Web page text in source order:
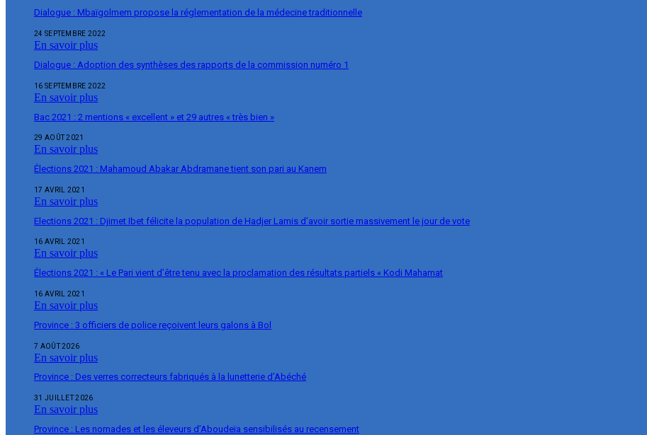
Dialogue : Mbaïgolmem propose la réglementation de la médecine traditionnelle
24 SEPTEMBRE 2022
En savoir plus
Dialogue : Adoption des synthèses des rapports de la commission numéro 1
16 SEPTEMBRE 2022
En savoir plus
Bac 2021 : 2 mentions « excellent » et 29 autres « très bien »
29 AOÛT 2021
En savoir plus
Élections 2021 : Mahamoud Abakar Abdramane tient son pari au Kanem
17 AVRIL 2021
En savoir plus
Elections 2021 : Djimet Ibet félicite la population de Hadjer Lamis d’avoir sortie massivement le jour de vote
16 AVRIL 2021
En savoir plus
Élections 2021 : « Le Pari vient d’être tenu avec la proclamation des résultats partiels « Kodi Mahamat
16 AVRIL 2021
En savoir plus
Province : 3 officiers de police reçoivent leurs galons à Bol
7 AOÛT 2026
En savoir plus
Province : Des verres correcteurs fabriqués à la lunetterie d’Abéché
31 JUILLET 2026
En savoir plus
Province : Les nomades et les éleveurs d’Aboudeïa sensibilisés au recensement